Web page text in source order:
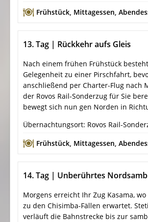
Frühstück, Mittagessen,
13. Tag | Rückkehr aufs Gleis
Nach einem frühen Frühstück
Gelegenheit zu einer Pirschfahrt,
anschließend per Charter-Flug nach
der Rovos Rail-Sonderzug für Sie
bewegt sich nun gen Norden in
Übernachtungsort: Rovos Rail-
Frühstück, Mittagessen,
14. Tag | Unberührtes
Morgens erreicht Ihr Zug Kasama,
zu den Chisimba-Fällen erwartet.
verläuft die Bahnstrecke bis zur